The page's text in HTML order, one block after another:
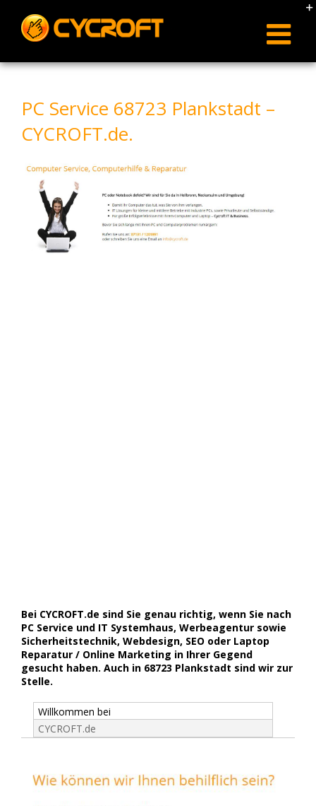
content
PC Service 68723 Plankstadt –
CYCROFT.de.
Bei CYCROFT.de sind Sie genau richtig, wenn Sie nach
PC Service und IT Systemhaus, Werbeagentur sowie
Sicherheitstechnik, Webdesign, SEO oder Laptop
Reparatur / Online Marketing in Ihrer Gegend
gesucht haben. Auch in 68723 Plankstadt sind wir zur
Stelle.
Willkommen bei
CYCROFT.de